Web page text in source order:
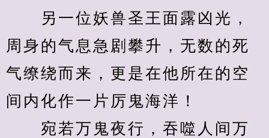
另一位妖兽圣王面露凶光，
周身的气息急剧攀升，无数的死
气缭绕而来，更是在他所在的空
间内化作一片厉鬼海洋！
宛若万鬼夜行，吞噬人间万